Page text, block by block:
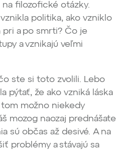
filozofické otázky.
politika, ako vzniklo
pri a po smrti? Čo je
a vznikajú veľmi
ste si toto zvolili. Lebo
pýtať, že ako vzniká láska
možno niekedy
mozog naozaj prednášate
sú občas až desivé. A na
problémy a stávajú sa